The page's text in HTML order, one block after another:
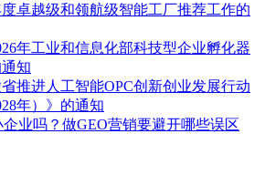
卓越级和领航级智能工厂推荐工作的
年工业和信息化部科技型企业孵化器
知
推进人工智能OPC创新创业发展行动
年）》的通知
业吗？做GEO营销要避开哪些误区